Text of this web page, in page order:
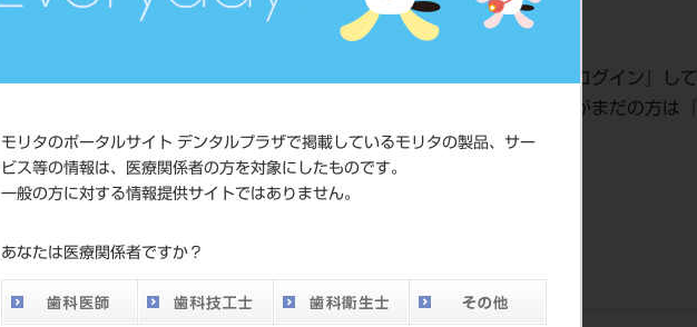
モリタのポータルサイト デンタルプラザで掲載しているモリタの製品、サー
ビス等の情報は、医療関係者の方を対象にしたものです。
一般の方に対する情報提供サイトではありません。
あなたは医療関係者ですか？
JAN/EANコード 4546951506209
価格の確認は『ログイン 』し
ネット会員登録がまだの方は『
い。
メーカー
ジ